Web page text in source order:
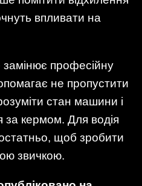
впливати на
професійну
не пропустити
стан машини і
за кермом. Для водія
щоб зробити
звичкою.